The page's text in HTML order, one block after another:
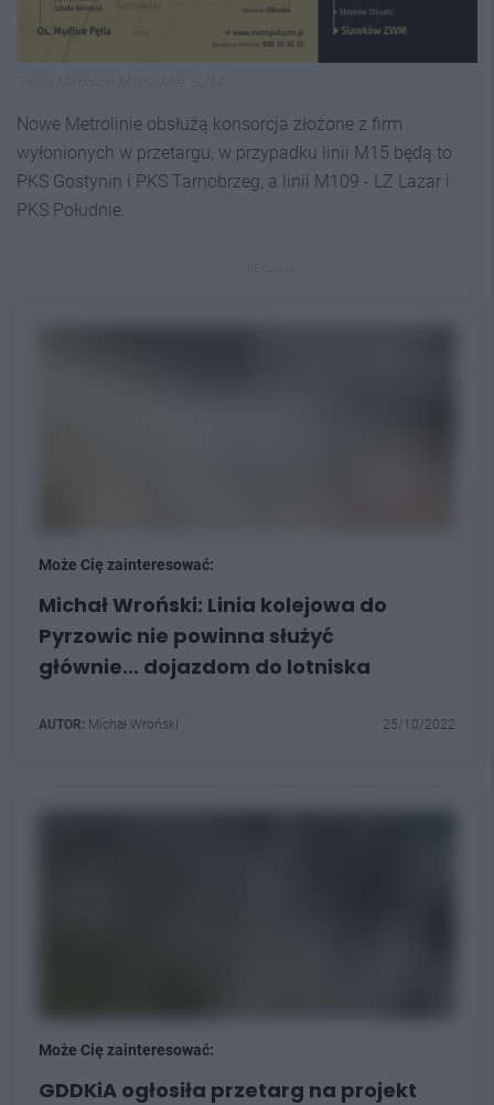
Nowe Metrolinie obsłużą konsorcja złożone z firm
wyłonionych w przetargu, w przypadku linii M15 będą to
PKS Gostynin i PKS Tarnobrzeg, a linii M109 - LZ Lazar i
PKS Południe.
Może Cię zainteresować:
Michał Wroński: Linia kolejowa do
Pyrzowic nie powinna służyć
głównie... dojazdom do lotniska
AUTOR: Michał Wroński 25/10/2022
Może Cię zainteresować:
GDDKiA ogłosiła przetarg na projekt